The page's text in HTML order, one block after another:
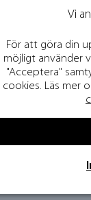
Vi
För att göra din
möjligt använder
"Acceptera"
cookies. Läs mer